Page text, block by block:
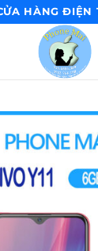
HÀNG ĐIỆN